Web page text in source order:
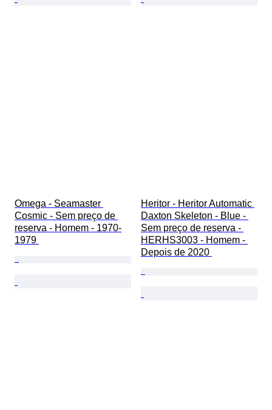
Omega - Seamaster
Cosmic - Sem preço de
reserva - Homem - 1970-
1979
Heritor - Heritor Automatic
Daxton Skeleton - Blue -
Sem preço de reserva -
HERHS3003 - Homem -
Depois de 2020